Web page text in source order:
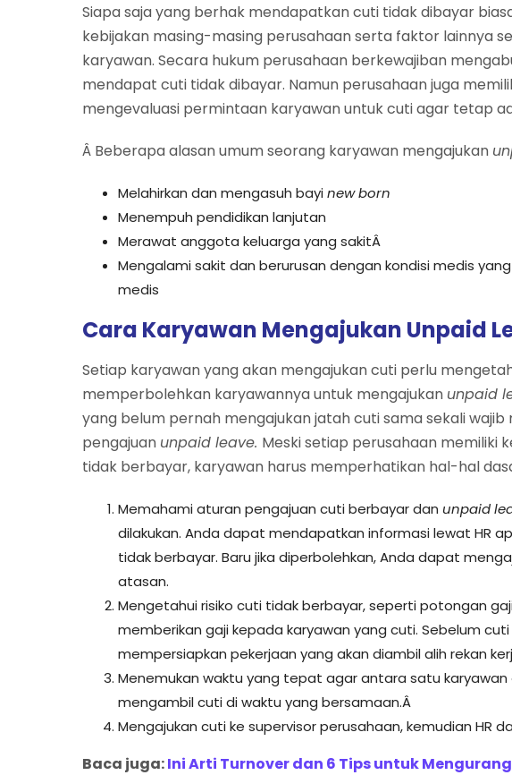
Siapa saja yang berhak mendapatkan cuti tidak dibayar
kebijakan masing-masing perusahaan serta faktor lainnya
karyawan. Secara hukum perusahaan berkewajiban
mendapat cuti tidak dibayar. Namun perusahaan juga
mengevaluasi permintaan karyawan untuk cuti agar tetap
Â Beberapa alasan umum seorang karyawan mengajukan
Melahirkan dan mengasuh bayinew born
Menempuh pendidikan lanjutan
Merawat anggota keluarga yang sakitÂ
Mengalami sakit dan berurusan dengan kondisi medis
medis
Cara Karyawan Mengajukan Unpaid
Setiap karyawan yang akan mengajukan cuti perlu
memperbolehkan karyawannya untuk mengajukan unpaid
yang belum pernah mengajukan jatah cuti sama sekali
pengajuan unpaid leave. Meski setiap perusahaan memiliki
tidak berbayar, karyawan harus memperhatikan hal-hal
Memahami aturan pengajuan cuti berbayar dan unpaid
dilakukan. Anda dapat mendapatkan informasi lewat HR
tidak berbayar. Baru jika diperbolehkan, Anda dapat
atasan.
Mengetahui risiko cuti tidak berbayar, seperti potongan
memberikan gaji kepada karyawan yang cuti. Sebelum cuti
mempersiapkan pekerjaan yang akan diambil alih rekan
Menemukan waktu yang tepat agar antara satu karyawan
mengambil cuti di waktu yang bersamaan.Â
Mengajukan cuti ke supervisor perusahaan, kemudian HR
Baca juga:Ini Arti Turnover dan 6 Tips untuk